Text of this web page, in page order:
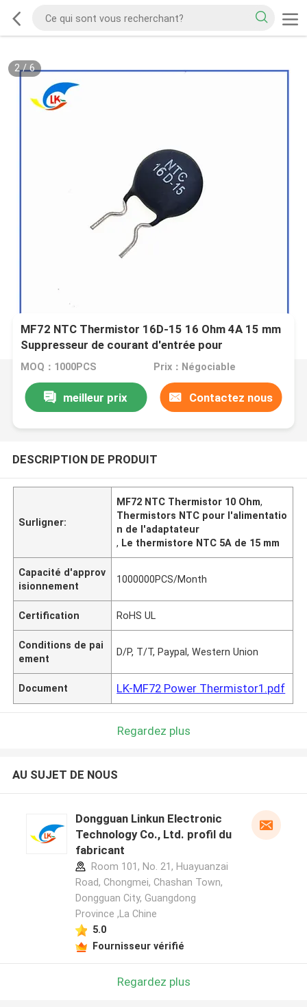
2/6
MF72 NTC Thermistor 16D-15 16 Ohm 4A 15 mm
Suppresseur de courant d'entrée pour
alimentation en alimentation UPS
MOQ：1000PCS Prix：Négociable
meilleur prix Contactez nous
DESCRIPTION DE PRODUIT
Surligner:
MF72 NTC Thermistor 10 Ohm,
Thermistors NTC pour l'alimentatio
n de l'adaptateur
, Le thermistore NTC 5A de 15 mm
Capacité d'approv
isionnement
1000000PCS/Month
Certification RoHS UL
Conditions de pai
ement
D/P, T/T, Paypal, Western Union
Document LK-MF72 Power Thermistor1.pdf
Regardez plus
AU SUJET DE NOUS
Dongguan Linkun Electronic
Technology Co., Ltd. profil du
fabricant
Room 101, No. 21, Huayuanzai
Road, Chongmei, Chashan Town,
Dongguan City, Guangdong
Province ,La Chine
5.0
Fournisseur vérifié
Regardez plus